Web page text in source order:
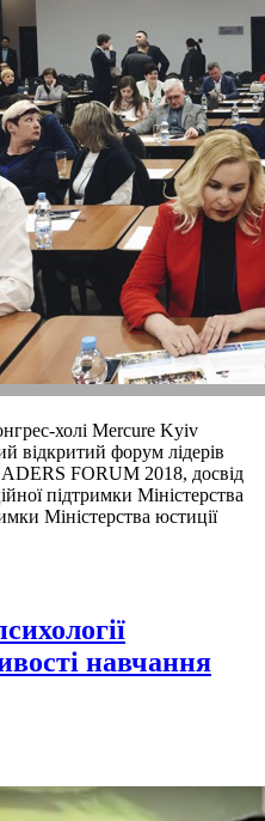
холі Mercure Kyiv
відкритий форум лідерів
FORUM 2018, досвід
підтримки Міністерства
Міністерства юстиції
навчання